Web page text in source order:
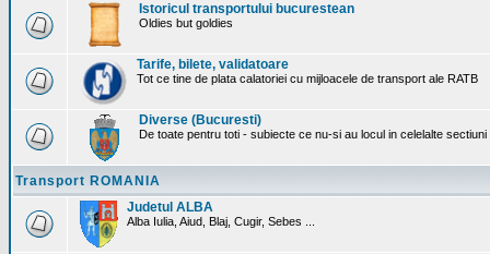
Istoricul transportului bucurestean
Oldies but goldies
Tarife, bilete, validatoare
Tot ce tine de plata calatoriei cu mijloacele de transport ale RATB
Diverse (Bucuresti)
De toate pentru toti - subiecte ce nu-si au locul in celelalte
Transport ROMANIA
Judetul ALBA
Alba Iulia, Aiud, Blaj, Cugir, Sebes ...